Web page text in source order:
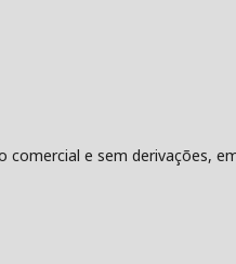
comercial e sem derivações,